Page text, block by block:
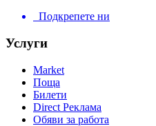
Подкрепете ни
Услуги
Market
Поща
Билети
Direct Реклама
Обяви за работа